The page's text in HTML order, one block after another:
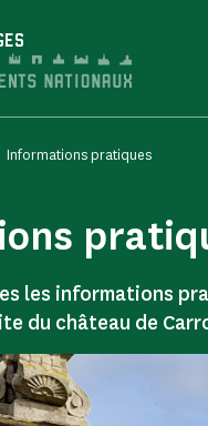
Informations pratiques
les informations
du château de